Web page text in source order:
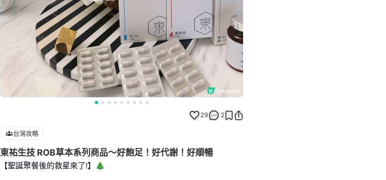
29 2
台灣攻略
東祐生技 ROB草本系列商品～好飽足！好代謝！好順暢
【聖誕聚餐後的救星來了!】🎄